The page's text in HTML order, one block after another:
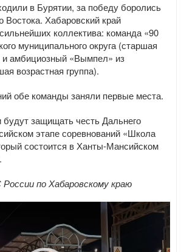
в Бурятии, за победу боролись
Востока. Хабаровский край
коллектива: команда «90
муниципального округа (старшая
и амбициозный «Вымпел» из
возрастная группа).
обе команды заняли первые места.
будут защищать честь Дальнего
этапе соревнований «Школа
состоится в Ханты-Мансийском
по Хабаровскому краю